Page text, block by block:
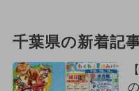
千葉県の新着記